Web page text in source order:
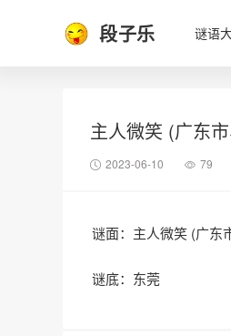
段子乐 谜语
主人微笑 (广东
2023-06-10 79
谜面：主人微笑 (广东
谜底：东莞